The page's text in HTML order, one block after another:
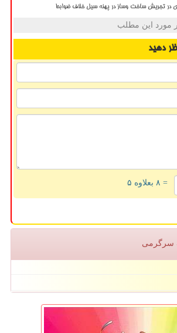
در تجریش ساخت وساز در پهنه سیل خلاف ضوابط
مورد این مطلب
دهید
= ۸ بعلاوه ۵
سرگرمی